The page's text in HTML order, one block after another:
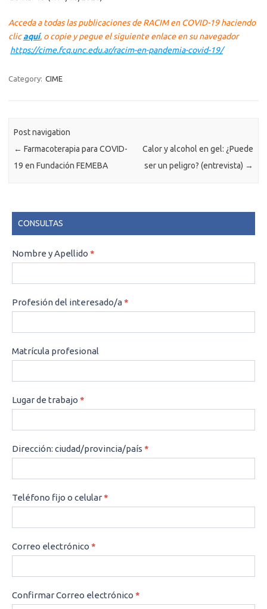
Acceda a todas las publicaciones de RACIM en COVID-19 haciendo
clicaquí, o copie y pegue el siguiente enlace en su navegador
https://cime.fcq.unc.edu.ar/racim-en-pandemia-covid-19/
Category: CIME
Post navigation
← Farmacoterapia para COVID-
19 en Fundación FEMEBA
Calor y alcohol en gel: ¿Puede
ser un peligro? (entrevista) →
CONSULTAS
CONSULTAS
Nombre y Apellido *
Profesión del interesado/a*
Matrícula profesional
Lugar de trabajo *
Dirección: ciudad/provincia/país *
Teléfono fijo o celular*
Correo electrónico *
Confirmar Correo electrónico *